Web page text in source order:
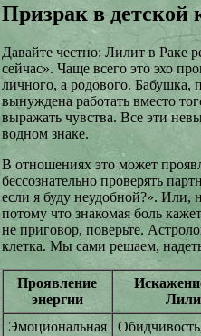
Призрак в детской
Давайте честно: Лилит в Раке
сейчас». Чаще всего это эхо
личного, а родового. Бабушка,
вынуждена работать вместо
выражать чувства. Все эти
водном знаке.
В отношениях это может
бессознательно проверять
если я буду неудобной?». Или,
потому что знакомая боль
не приговор, поверьте.
клетка. Мы сами решаем,
Проявление
энергии
Эмоциональная